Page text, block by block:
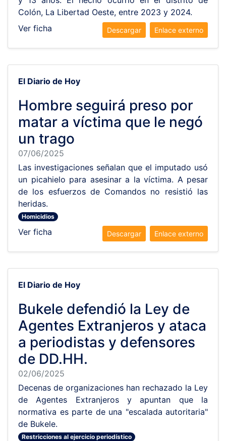
Colón, La Libertad Oeste, entre 2023 y 2024.
Ver ficha
Enlace externo
Descargar
El Diario de Hoy
Hombre seguirá preso por
matar a víctima que le negó
un trago
07/06/2025
Las investigaciones señalan que el imputado usó
un picahielo para asesinar a la víctima. A pesar
de los esfuerzos de Comandos no resistió las
heridas.
Homicidios
Ver ficha Enlace externo
Descargar
El Diario de Hoy
Bukele defendió la Ley de
Agentes Extranjeros y ataca
a periodistas y defensores
de DD.HH.
02/06/2025
Decenas de organizaciones han rechazado la Ley
de Agentes Extranjeros y apuntan que la
normativa es parte de una "escalada autoritaria"
de Bukele.
Restricciones al ejercicio periodístico